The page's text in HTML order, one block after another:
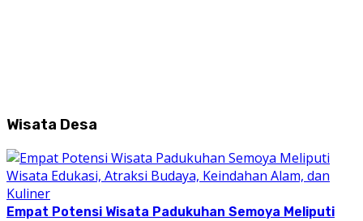
Wisata Desa
Empat Potensi Wisata Padukuhan Semoya Meliputi